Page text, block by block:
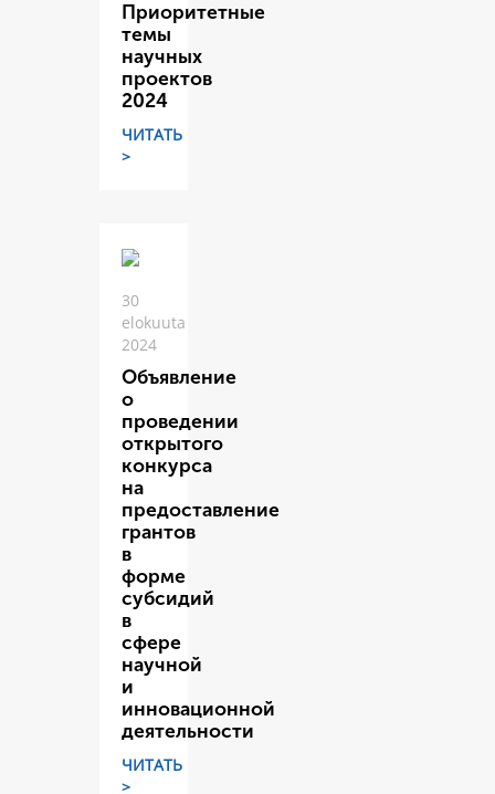
Приоритетные
темы
научных
проектов
2024
ЧИТАТЬ
>
30
elokuuta
2024
Объявление
о
проведении
открытого
конкурса
на
предоставление
грантов
в
форме
субсидий
в
сфере
научной
и
инновационной
деятельности
ЧИТАТЬ
>